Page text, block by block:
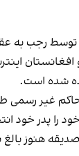
رجب به
شده است.
غیر رسمی
پدر خود
هنوز